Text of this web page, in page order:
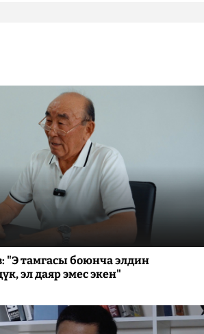
"Э тамгасы боюнча элдин
эл даяр эмес экен"